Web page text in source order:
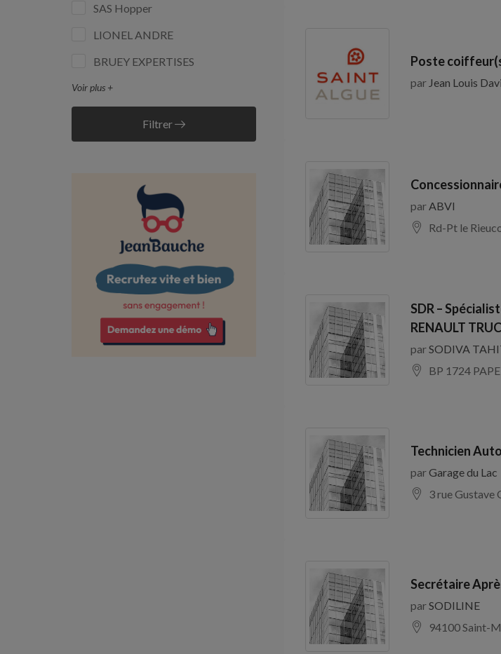
SAS Hopper
LIONEL ANDRE
BRUEY EXPERTISES
Voir plus +
Filtrer
Poste
par Jean Louis
parABVI
Rd-Pt le
SDR –
RENAULT
par SODIVA
BP 1724
Technicien
parGarage du Lac
3 rue Gustave
Secrétaire
parSODILINE
94100 Saint-